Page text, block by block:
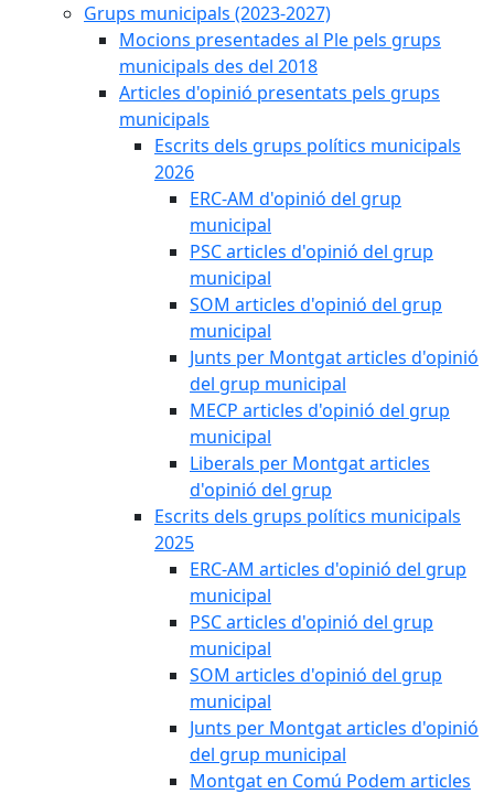
Grups municipals (2023-2027)
Mocions presentades al Ple pels grups
municipals des del 2018
Articles d'opinió presentats pels grups
municipals
Escrits dels grups polítics municipals
2026
ERC-AM d'opinió del grup
municipal
PSC articles d'opinió del grup
municipal
SOM articles d'opinió del grup
municipal
Junts per Montgat articles d'opinió
del grup municipal
MECP articles d'opinió del grup
municipal
Liberals per Montgat articles
d'opinió del grup
Escrits dels grups polítics municipals
2025
ERC-AM articles d'opinió del grup
municipal
PSC articles d'opinió del grup
municipal
SOM articles d'opinió del grup
municipal
Junts per Montgat articles d'opinió
del grup municipal
Montgat en Comú Podem articles